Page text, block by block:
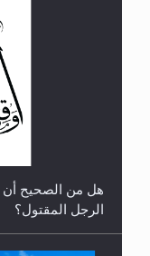
رأيٌ في لغة المسيح
هل من الصحيح أن
الرجل المقتول؟